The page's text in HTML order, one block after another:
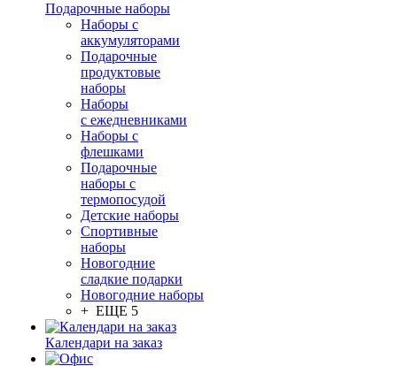
Подарочные наборы
Наборы с
аккумуляторами
Подарочные
продуктовые
наборы
Наборы
с ежедневниками
Наборы с
флешками
Подарочные
наборы с
термопосудой
Детские наборы
Спортивные
наборы
Новогодние
сладкие подарки
Новогодние наборы
+ ЕЩЕ 5
Календари на заказ